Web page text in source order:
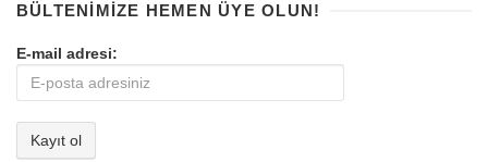
BÜLTENIMIZE HEMEN ÜYE OLUN!
E-mail adresi: